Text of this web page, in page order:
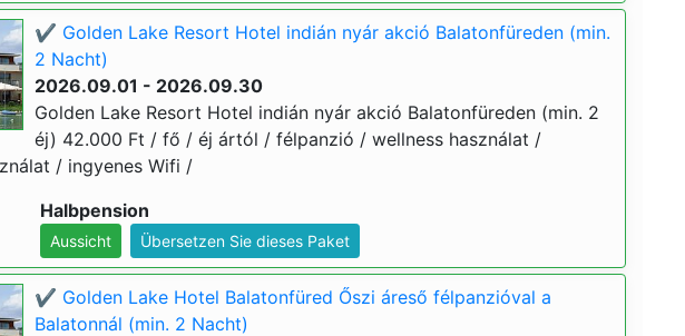
✔️ Golden Lake Resort Hotel indián nyár akció Balatonfüreden (min.
2 Nacht)
2026.09.01 - 2026.09.30
Golden Lake Resort Hotel indián nyár akció Balatonfüreden (min. 2
éj) 42.000 Ft / fő / éj ártól / félpanzió / wellness használat /
/ ingyenes Wifi /
Halbpension
Aussicht Übersetzen Sie dieses Paket
✔️ Golden Lake Hotel Balatonfüred Őszi áreső félpanzióval a
Balatonnál (min. 2 Nacht)